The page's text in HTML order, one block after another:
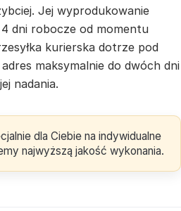
Jej wyprodukowanie
dni robocze od momentu
kurierska dotrze pod
maksymalnie do dwóch dni
nadania.
dla Ciebie na indywidualne
najwyższą jakość wykonania.